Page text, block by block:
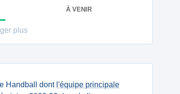
À VENIR
plus
Handball dont l'équipe principale